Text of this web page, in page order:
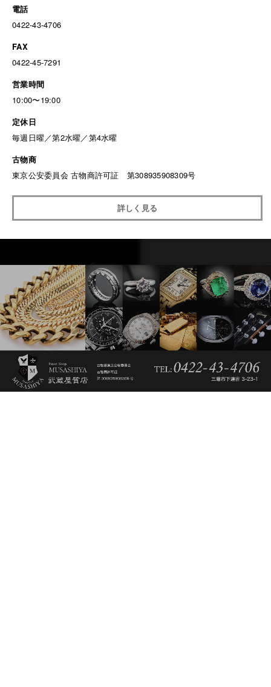
電話
0422-43-4706
FAX
0422-45-7291
営業時間
10:00〜19:00
定休日
毎週日曜／第2水曜／第4水曜
古物商
東京公安委員会 古物商許可証 第308935908309号
詳しく見る